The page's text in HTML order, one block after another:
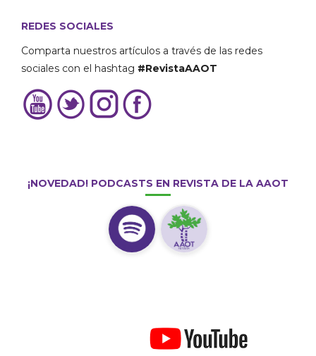
REDES SOCIALES
Comparta nuestros artículos a través de las redes
sociales con el hashtag #RevistaAAOT
¡NOVEDAD! PODCASTS EN REVISTA DE LA AAOT